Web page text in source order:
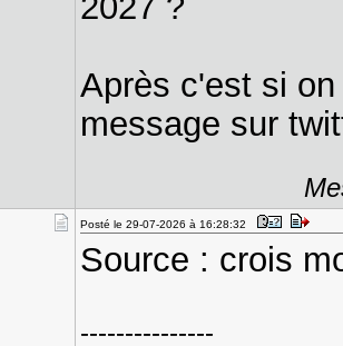
Après c'est si
message sur
Posté le 29-07-2026 à 16:28:32
Source : crois
---------------